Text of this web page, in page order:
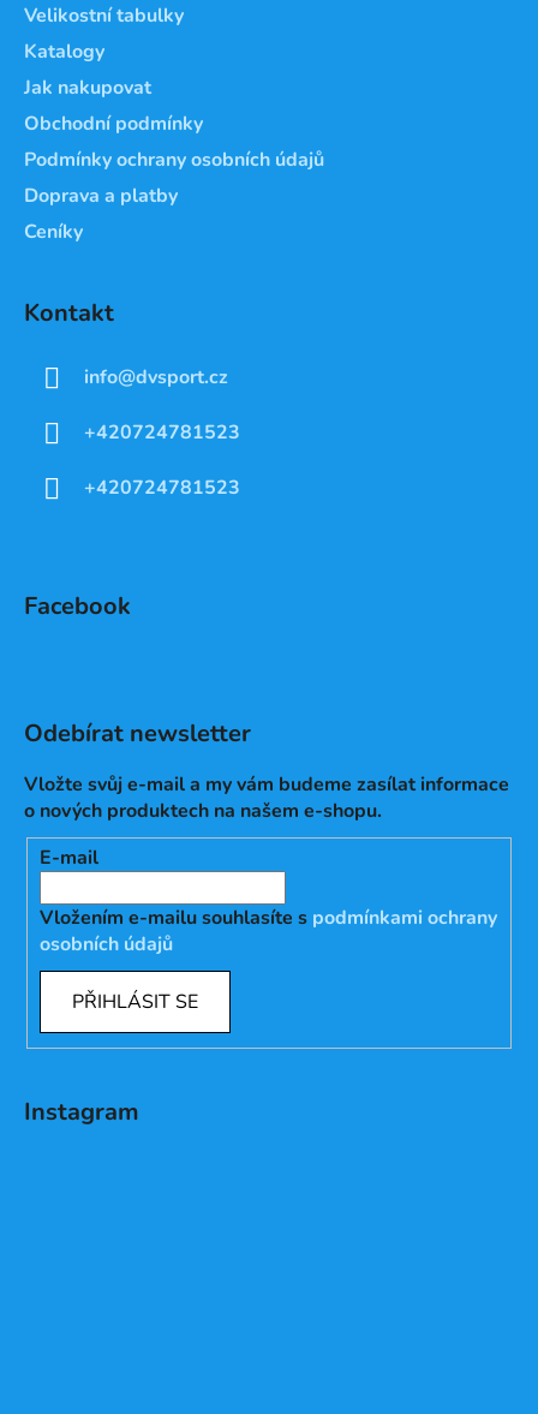
Velikostní tabulky
Katalogy
Jak nakupovat
Obchodní podmínky
Podmínky ochrany osobních údajů
Doprava a platby
Ceníky
Kontakt
info@dvsport.cz
+420724781523
+420724781523
Facebook
Odebírat newsletter
Vložte svůj e-mail a my vám budeme zasílat informace
o nových produktech na našem e-shopu.
E-mail
Vložením e-mailu souhlasíte s podmínkami ochrany
osobních údajů
PŘIHLÁSIT SE
Instagram